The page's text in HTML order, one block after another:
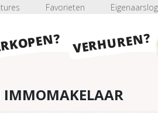
Favorieten
VERHUREN?
IMMOMAKELAAR